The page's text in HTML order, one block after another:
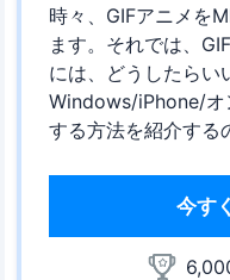
時々、GIFアニメを
ます。それでは、
には、どうしたらい
Windows/iPhone/オ
する方法を紹介する
今す